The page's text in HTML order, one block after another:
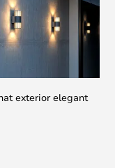
exterior elegant